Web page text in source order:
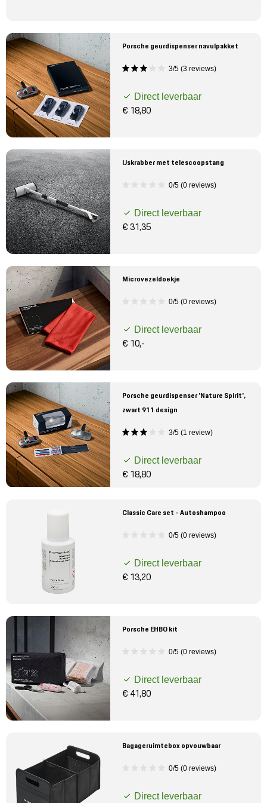
Porsche geurdispenser navulpakket
3/5 (3 reviews)
Direct leverbaar
€ 18,80
IJskrabber met telescoopstang
0/5 (0 reviews)
Direct leverbaar
€ 31,35
Microvezeldoekje
0/5 (0 reviews)
Direct leverbaar
€ 10,-
Porsche geurdispenser 'Nature Spirit',
zwart 911 design
3/5 (1 review)
Direct leverbaar
€ 18,80
Classic Care set - Autoshampoo
0/5 (0 reviews)
Direct leverbaar
€ 13,20
Porsche EHBO kit
0/5 (0 reviews)
Direct leverbaar
€ 41,80
Bagageruimtebox opvouwbaar
0/5 (0 reviews)
Direct leverbaar